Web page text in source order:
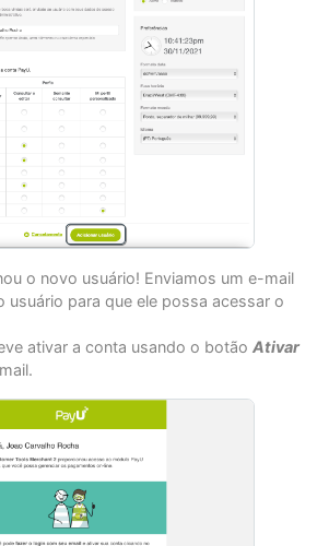
o novo usuário! Enviamos um e-mail
usuário para que ele possa acessar o
ativar a conta usando o botão Ativar